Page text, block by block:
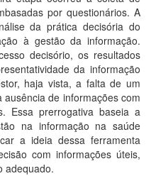
por questionários. A
da prática decisória do
à gestão da informação.
decisório, os resultados
da informação
haja vista, a falta de um
de informações com
Essa prerrogativa baseia a
na informação na saúde
a ideia dessa ferramenta
com informações úteis,
adequado.